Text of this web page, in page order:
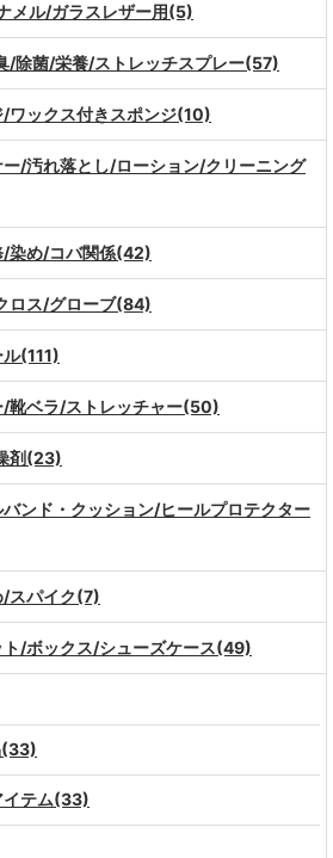
メル/ガラスレザー用(5)
/除菌/栄養/ストレッチスプレー(57)
/ワックス付きスポンジ(10)
ー/汚れ落とし/ローション/クリーニング
/染め/コバ関係(42)
ロス/グローブ(84)
(111)
/靴ベラ/ストレッチャー(50)
剤(23)
バンド・クッション/ヒールプロテクター
/スパイク(7)
ト/ボックス/シューズケース(49)
(33)
イテム(33)